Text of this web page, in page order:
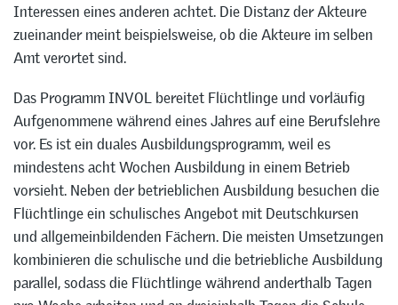
Interessen eines anderen achtet. Die Distanz der Akteure
zueinander meint beispielsweise, ob die Akteure im selben
Amt verortet sind.
Das Programm INVOL bereitet Flüchtlinge und vorläufig
Aufgenommene während eines Jahres auf eine Berufslehre
vor. Es ist ein duales Ausbildungsprogramm, weil es
mindestens acht Wochen Ausbildung in einem Betrieb
vorsieht. Neben der betrieblichen Ausbildung besuchen die
Flüchtlinge ein schulisches Angebot mit Deutschkursen
und allgemeinbildenden Fächern. Die meisten Umsetzungen
kombinieren die schulische und die betriebliche Ausbildung
parallel, sodass die Flüchtlinge während anderthalb Tagen